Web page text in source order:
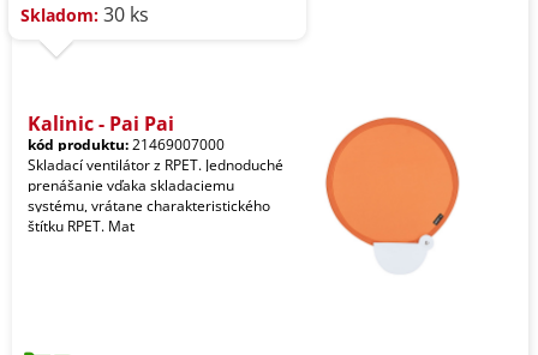
Skladom: 30 ks
Kalinic - Pai Pai
kód produktu:21469007000
Skladací ventilátor z RPET. Jednoduché
prenášanie vďaka skladaciemu
systému, vrátane charakteristického
štítku RPET. Mat